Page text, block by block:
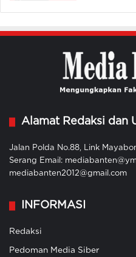
Alamat Redaksi dan
Jalan Polda No.88, Link
Serang Email:
mediabanten2012@gmail.com
INFORMASI
Redaksi
Pedoman Media Siber